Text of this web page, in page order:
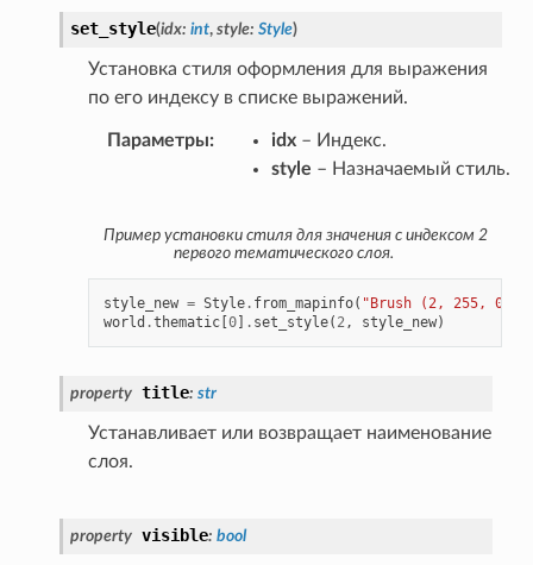
set_style(idx: int, style: Style)
Установка стиля оформления для выражения
по его индексу в списке выражений.
Параметры: idx– Индекс.
style – Назначаемый стиль.
Пример установки стиля для значения с индексом 2
первого тематического слоя.
style_new = Style. from_mapinfo( "Brush (2, 255, 0)"
world .thematic[ 0] . set_style( 2, style_new)
property title: str
Устанавливает или возвращает наименование
слоя.
property visible: bool